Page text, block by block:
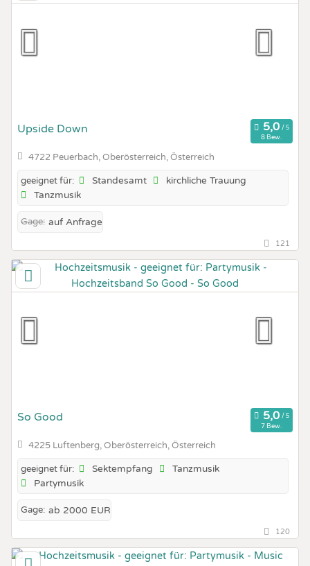
Upside Down
8 Bew.
4722 Peuerbach, Oberösterreich, Österreich
geeignet für: Standesamt
kirchliche Trauung
Tanzmusik
Gage: auf Anfrage
121
So Good
7 Bew.
4225 Luftenberg, Oberösterreich, Österreich
geeignet für: Sektempfang
Tanzmusik
Partymusik
Gage: ab 2000 EUR
120